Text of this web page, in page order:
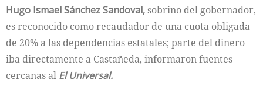
Hugo Ismael Sánchez Sandoval,sobrino del gobernador,
es reconocido como recaudador de una cuota obligada
de 20% a las dependencias estatales; parte del dinero
iba directamente a Castañeda, informaron fuentes
cercanas al El Universal.